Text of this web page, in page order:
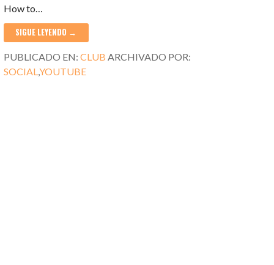
How to…
SIGUE LEYENDO →
PUBLICADO EN:CLUB ARCHIVADO POR:
SOCIAL,YOUTUBE